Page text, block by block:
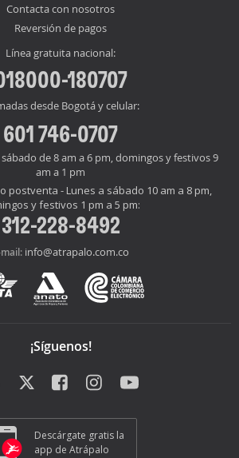
Contacta con nosotros
Reversión de pagos
Línea gratuita nacional:
180707
desde Bogotá y celular:
601 746-0707
de 8 am a 6 pm, domingos y festivos 9
am a 1 pm
postventa - Lunes a sábado 10 am a 8 pm,
y festivos 1 pm a 5 pm:
312-228-8492
mail: info@atrapalo.com.co
¡Síguenos!
Descárgate gratis la
app de Atrápalo